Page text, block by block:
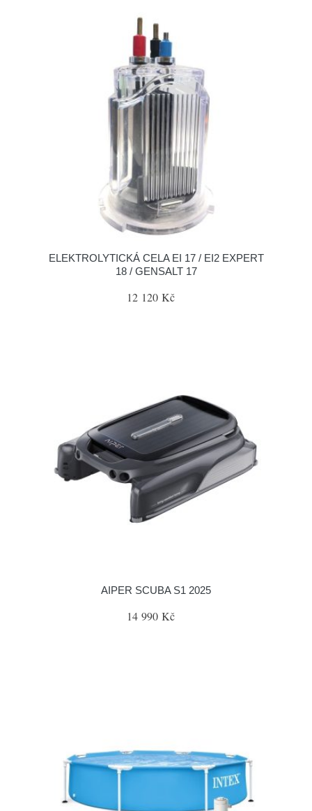
ELEKTROLYTICKÁ CELA EI 17 / EI2 EXPERT
18 / GENSALT 17
12 120 Kč
AIPER SCUBA S1 2025
14 990 Kč